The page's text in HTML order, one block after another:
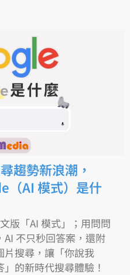
趨勢新浪潮，
（AI 模式）是什
版「AI 模式」；用問問
不只秒回答案，還附
片搜尋，讓「你說我
的新時代搜尋體驗！